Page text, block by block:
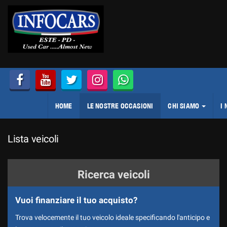
HOME
LE NOSTRE OCCASIONI
CHI SIAMO
LE NOSTRE SEDI
CI PRESENTIAMO
DICONO DI NOI
HOME LE NOSTRE OCCASIONI CHI SIAMO I
Lista veicoli
Ricerca veicoli
Vuoi finanziare il tuo acquisto?
Trova velocemente il tuo veicolo ideale specificando l'anticipo e
Le
tue
preferenze
seguente
consente
esprimere
tue
alle
di